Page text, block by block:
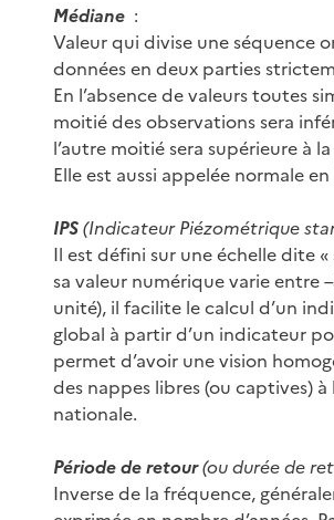
Médiane :
Valeur qui divise une séquence
données en deux parties
En l’absence de valeurs toutes
moitié des observations sera
l’autre moitié sera supérieure à
Elle est aussi appelée normale
IPS(Indicateur Piézométrique
Il est défini sur une échelle dite
sa valeur numérique varie entre
unité), il facilite le calcul d’un
global à partir d’un indicateur
permet d’avoir une vision
des nappes libres (ou captives) à
nationale.
Période de retour(ou durée de
Inverse de la fréquence,